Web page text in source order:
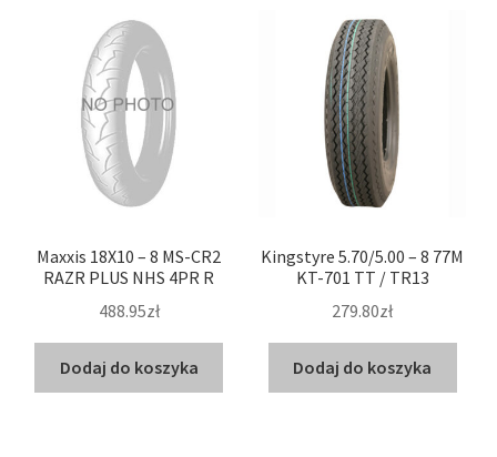
Maxxis 18X10 – 8 MS-CR2
RAZR PLUS NHS 4PR R
488.95zł
Dodaj do koszyka
Kingstyre 5.70/5.00 – 8 77M
KT-701 TT / TR13
279.80zł
Dodaj do koszyka